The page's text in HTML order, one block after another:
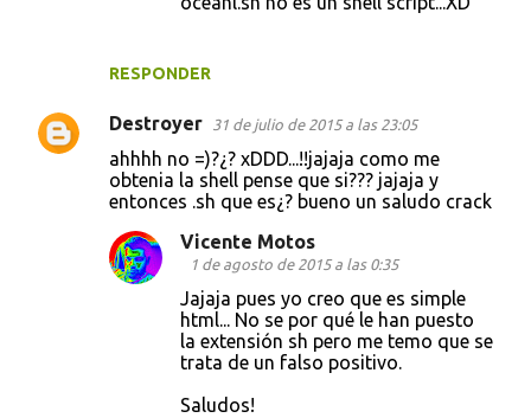
RESPONDER
Destroyer 31 de julio de 2015 a las 23:05
ahhhh no =)?¿? xDDD...!!jajaja como me
obtenia la shell pense que si??? jajaja y
entonces .sh que es¿? bueno un saludo crack
Vicente Motos
1 de agosto de 2015 a las 0:35
Jajaja pues yo creo que es simple
html... No se por qué le han puesto
la extensión sh pero me temo que se
trata de un falso positivo.
Saludos!